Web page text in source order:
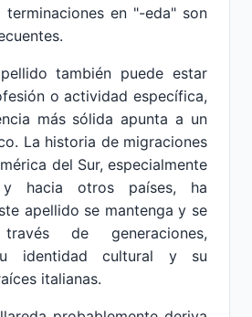
terminaciones en "-eda" son
también puede estar
o actividad específica,
más sólida apunta a un
La historia de migraciones
del Sur, especialmente
y hacia otros países, ha
apellido se mantenga y se
de generaciones,
identidad cultural y su
italianas.